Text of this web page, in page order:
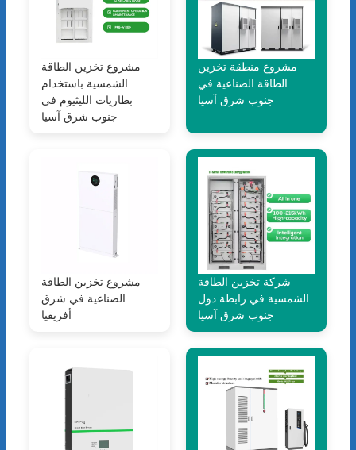
مشروع تخزين الطاقة
الشمسية باستخدام
بطاريات الليثيوم في
جنوب شرق آسيا
مشروع منطقة تخزين
الطاقة الصناعية في
جنوب شرق آسيا
مشروع تخزين الطاقة
الصناعية في شرق
أفريقيا
شركة تخزين الطاقة
الشمسية في رابطة دول
جنوب شرق آسيا